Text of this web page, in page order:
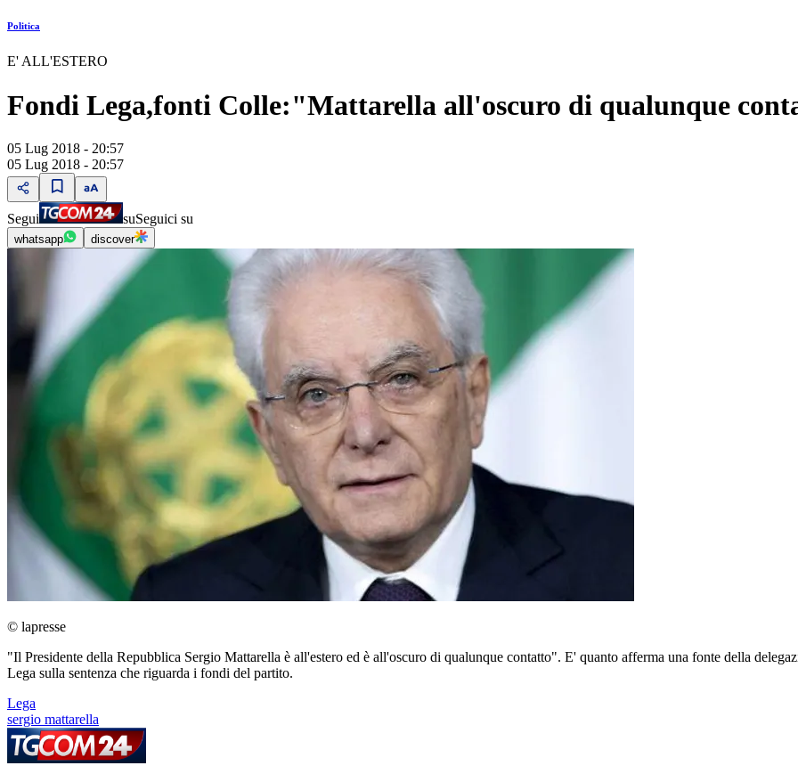
Politica
E' ALL'ESTERO
Fondi Lega,fonti Colle:"Mattarella all'oscuro di qualunque
05 Lug 2018 - 20:57
05 Lug 2018 - 20:57
Segui suSeguici su
whatsapp discover
© lapresse
"Il Presidente della Repubblica Sergio Mattarella è all'estero ed è all'oscuro di qualunque contatto". E' quanto afferma una fonte della
Lega sulla sentenza che riguarda i fondi del partito.
Lega
sergio mattarella